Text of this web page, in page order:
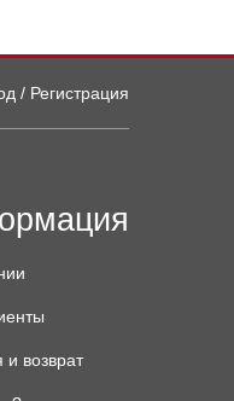
/ Регистрация
и возврат